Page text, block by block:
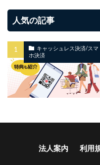
人気の記事
キャッシュレス決済/スマ
ホ決済
法人案内 利用